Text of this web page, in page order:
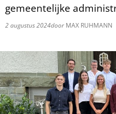
gemeentelijke
2 augustus 2024door MAX RUHMANN